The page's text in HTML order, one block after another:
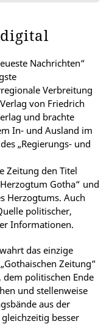
Nachrichten“
Verbreitung
von Friedrich
und brachte
In- und Ausland im
„Regierungs- und
Zeitung den Titel
Gotha“ und
Herzogtums. Auch
politischer,
Informationen.
das einzige
Zeitung“
dem politischen Ende
und stellenweise
aus der
besser